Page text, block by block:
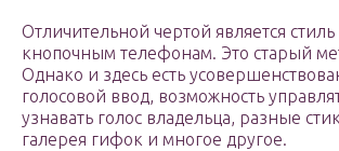
Отличительной чертой является
кнопочным телефонам. Это старый
Однако и здесь есть
голосовой ввод, возможность
узнавать голос владельца, разные
галерея гифок и многое другое.